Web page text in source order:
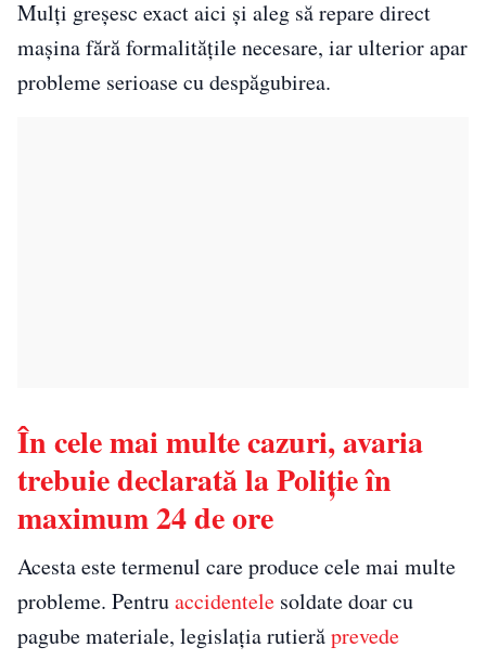
Mulți greșesc exact aici și aleg să repare direct
mașina fără formalitățile necesare, iar ulterior apar
probleme serioase cu despăgubirea.
În cele mai multe cazuri, avaria
trebuie declarată la Poliție în
maximum 24 de ore
Acesta este termenul care produce cele mai multe
probleme. Pentruaccidentele soldate doar cu
pagube materiale, legislația rutierăprevede